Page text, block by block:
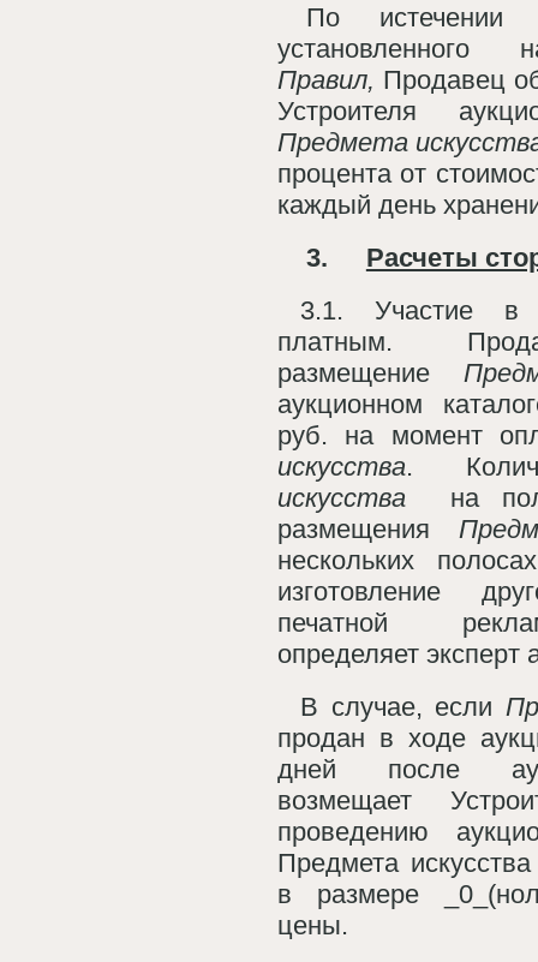
По истечении
установленного
Правил, Продавец
Устроителя
Предмета
процента от
каждый день
3.
Расчеты
3.1. Участие в
платным.
размещение
аукционном
руб. на момент
искусства.
искусства
на
размещения
нескольких
изготовление
печатной
определяет эксперт
В случае, если
продан в ходе
дней после
возмещает
проведению
Предмета
в размере
цены.